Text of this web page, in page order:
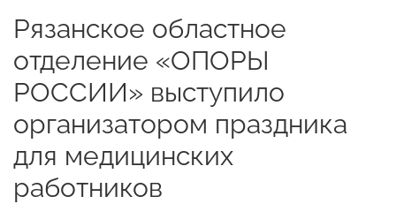
Рязанское областное
отделение «ОПОРЫ
РОССИИ» выступило
организатором праздника
для медицинских
работников